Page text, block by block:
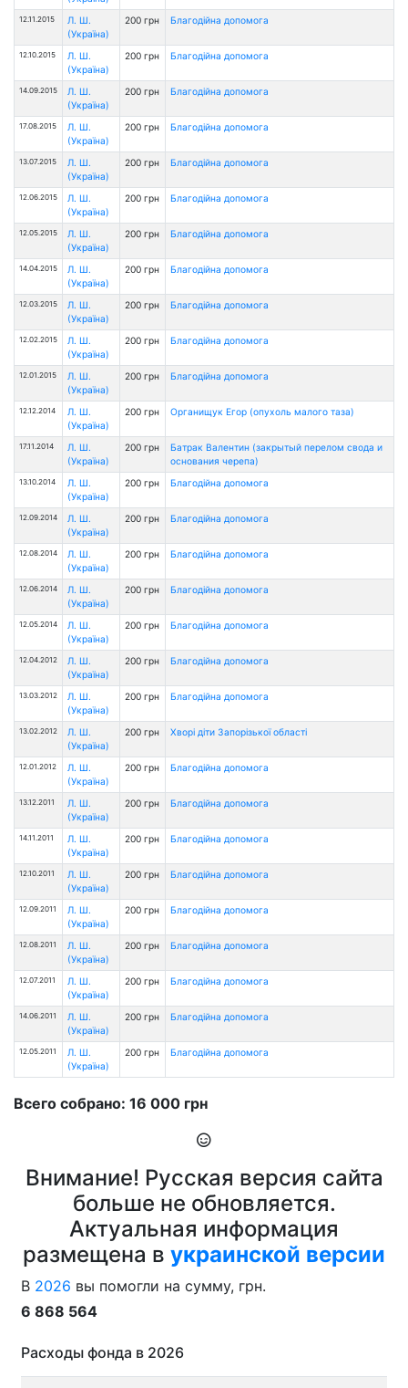
12.11.2015
Л. Ш.
(Україна)
200 грн Благодійна допомога
12.10.2015
Л. Ш.
(Україна)
200 грн Благодійна допомога
14.09.2015
Л. Ш.
(Україна)
200 грн Благодійна допомога
17.08.2015
Л. Ш.
(Україна)
200 грн Благодійна допомога
13.07.2015
Л. Ш.
(Україна)
200 грн Благодійна допомога
12.06.2015
Л. Ш.
(Україна)
200 грн Благодійна допомога
12.05.2015
Л. Ш.
(Україна)
200 грн Благодійна допомога
14.04.2015
Л. Ш.
(Україна)
200 грн Благодійна допомога
12.03.2015
Л. Ш.
(Україна)
200 грн Благодійна допомога
12.02.2015
Л. Ш.
(Україна)
200 грн Благодійна допомога
12.01.2015
Л. Ш.
(Україна)
200 грн Благодійна допомога
12.12.2014
Л. Ш.
(Україна)
200 грн Органищук Егор (опухоль малого таза)
17.11.2014
Л. Ш.
(Україна)
200 грн
Батрак Валентин (закрытый перелом свода и
основания черепа)
13.10.2014
Л. Ш.
(Україна)
200 грн Благодійна допомога
12.09.2014
Л. Ш.
(Україна)
200 грн Благодійна допомога
12.08.2014
Л. Ш.
(Україна)
200 грн Благодійна допомога
12.06.2014
Л. Ш.
(Україна)
200 грн Благодійна допомога
12.05.2014
Л. Ш.
(Україна)
200 грн Благодійна допомога
12.04.2012
Л. Ш.
(Україна)
200 грн Благодійна допомога
13.03.2012
Л. Ш.
(Україна)
200 грн Благодійна допомога
13.02.2012
Л. Ш.
(Україна)
200 грн Хворі діти Запорізької області
12.01.2012
Л. Ш.
(Україна)
200 грн Благодійна допомога
13.12.2011
Л. Ш.
(Україна)
200 грн Благодійна допомога
14.11.2011
Л. Ш.
(Україна)
200 грн Благодійна допомога
12.10.2011
Л. Ш.
(Україна)
200 грн Благодійна допомога
12.09.2011
Л. Ш.
(Україна)
200 грн Благодійна допомога
12.08.2011
Л. Ш.
(Україна)
200 грн Благодійна допомога
12.07.2011
Л. Ш.
(Україна)
200 грн Благодійна допомога
14.06.2011
Л. Ш.
(Україна)
200 грн Благодійна допомога
12.05.2011
Л. Ш.
(Україна)
200 грн Благодійна допомога
Всего собрано: 16 000 грн
Внимание! Русская версия сайта
больше не обновляется.
Актуальная информация
размещена в украинской версии
В 2026 вы помогли на сумму, грн.
6 868 564
Расходы фонда в 2026